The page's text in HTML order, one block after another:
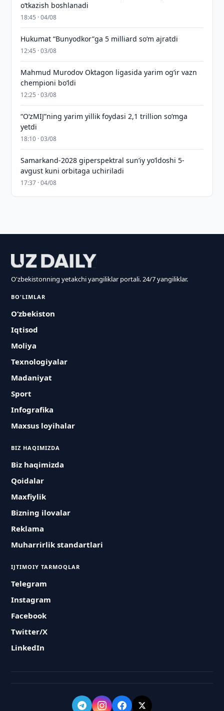
o‘tkazish boshlanadi
18:45 · 04/08
Hukumat “Bunyodkor”ga 5 milliard so‘m ajratdi
12:45 · 03/08
Mahmud Murodov Oktagon ligasida yarim og‘ir vazn
chempioni bo‘ldi
12:25 · 03/08
“O‘zMIJ”ning yarim yillik foydasi 2,1 trillion so‘mga
yetdi
18:10 · 03/08
Samarkand-2028 giperspektral sun’iy yo‘ldoshi 5-
avgust kuni orbitaga uchiriladi
17:37 · 04/08
O'zbekistonning yetakchi yangiliklar portali. 24/7 yangiliklar.
BO'LIMLAR
O‘zbekiston
Iqtisod
Moliya
Texnologiyalar
Madaniyat
Sport
Infografika
Maxsus loyihalar
BIZ HAQIMIZDA
Biz haqimizda
Qoidalar
Maxfiylik
Bizning ilovalar
Reklama
Muharrirlik standartlari
IJTIMOIY TARMOQLAR
Telegram
Instagram
Facebook
Twitter/X
LinkedIn